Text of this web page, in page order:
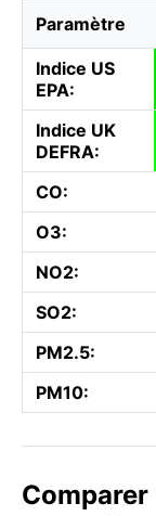
Paramètre
Indice US
EPA:
Indice UK
DEFRA:
CO:
O3:
NO2:
SO2:
PM2.5:
PM10: